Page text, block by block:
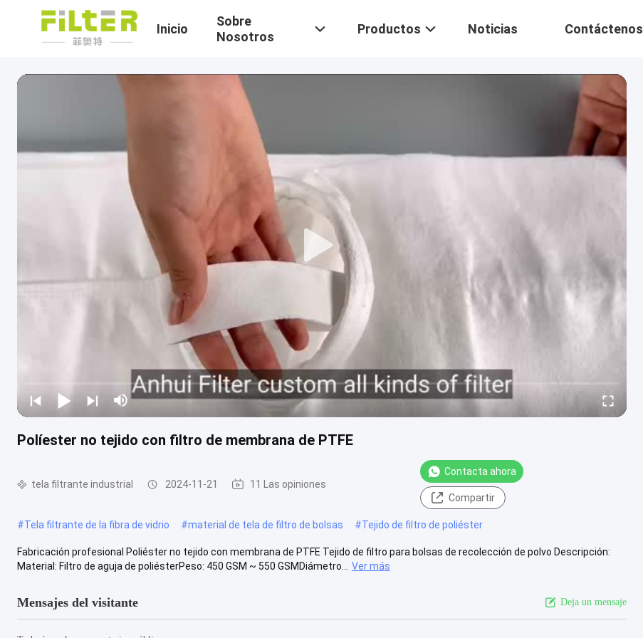
Inicio
Sobre
Nosotros
Productos Noticias Contáctenos
Políester no tejido con filtro de membrana de PTFE
tela filtrante industrial 2024-11-21 11 Las opiniones
Contacta ahora
Compartir
#Tela filtrante de la fibra de vidrio #material de tela de filtro de bolsas #Tejido de filtro de poliéster
Fabricación profesional Poliéster no tejido con membrana de PTFE Tejido de filtro para bolsas de recolección de polvo Descripción:
Material: Filtro de aguja de poliésterPeso: 450 GSM ~ 550 GSMDiámetro...
Ver más
Mensajes del visitante Deja un mensaje